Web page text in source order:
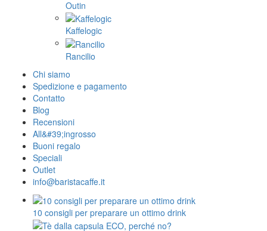
Outin
Kaffelogic
Rancilio
Chi siamo
Spedizione e pagamento
Contatto
Blog
Recensioni
All&#39;ingrosso
Buoni regalo
Speciali
Outlet
info@baristacaffe.it
10 consigli per preparare un ottimo drink